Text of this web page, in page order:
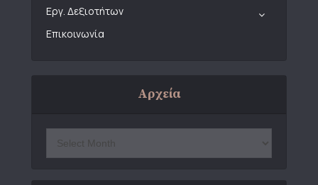
Εργ. Δεξιοτήτων
Επικοινωνία
Αρχεία